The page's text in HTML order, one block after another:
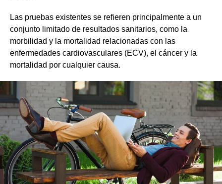
Las pruebas existentes se refieren principalmente a un
conjunto limitado de resultados sanitarios, como la
morbilidad y la mortalidad relacionadas con las
enfermedades cardiovasculares (ECV), el cáncer y la
mortalidad por cualquier causa.